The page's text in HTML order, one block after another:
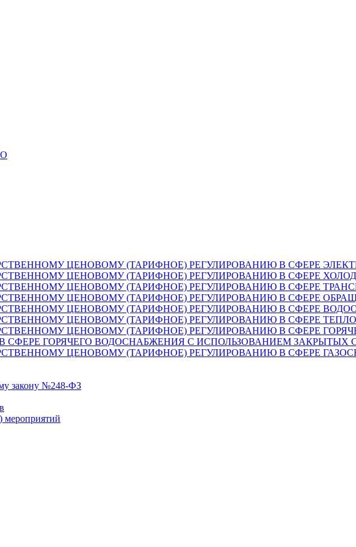
ЦЕНОВОМУ (ТАРИФНОЕ) РЕГУЛИРОВАНИЮ В СФЕРЕ
ЦЕНОВОМУ (ТАРИФНОЕ) РЕГУЛИРОВАНИЮ В СФЕРЕ
ЦЕНОВОМУ (ТАРИФНОЕ) РЕГУЛИРОВАНИЮ В СФЕРЕ
ЦЕНОВОМУ (ТАРИФНОЕ) РЕГУЛИРОВАНИЮ В СФЕРЕ
ЦЕНОВОМУ (ТАРИФНОЕ) РЕГУЛИРОВАНИЮ В СФЕРЕ
ЦЕНОВОМУ (ТАРИФНОЕ) РЕГУЛИРОВАНИЮ В СФЕРЕ
ЦЕНОВОМУ (ТАРИФНОЕ) РЕГУЛИРОВАНИЮ В СФЕРЕ
СФЕРЕ ГОРЯЧЕГО ВОДОСНАБЖЕНИЯ С ИСПОЛЬЗОВАНИЕМ ЗАКРЫТЫХ
ЦЕНОВОМУ (ТАРИФНОЕ) РЕГУЛИРОВАНИЮ В СФЕРЕ
закону №248-ФЗ
мероприятий